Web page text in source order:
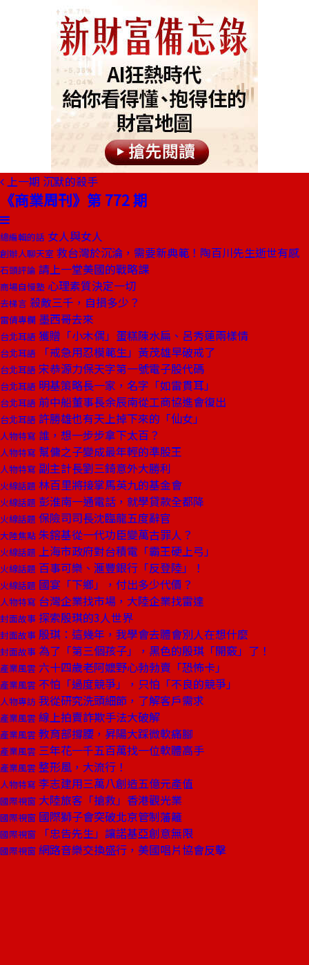
上一期 沉默的殺手
《商業周刊》第 772 期
總編輯的話 女人與女人
創辦人聊天室 救台灣於沉淪，需要新典範！陶百川先生逝世有感
石頭評論 請上一堂美國的戰略課
商場自慢塾 心理素質決定一切
去梯言 殺敵三千，自損多少？
雷倩專欄 墨西哥去來
台北耳語 獲贈「小木偶」蛋糕陳水扁、呂秀蓮兩樣情
台北耳語 「戒急用忍模範生」黃茂雄早破戒了
台北耳語 宋恭源力保天字第一號電子股代碼
台北耳語 明基策略長一家，名字「如雷貫耳」
台北耳語 前中船董事長余辰南從工商協進會復出
台北耳語 許勝雄也有天上掉下來的「仙女」
人物特寫 誰，想一步步拿下太百？
人物特寫 幫傭之子變成最年輕的準股王
人物特寫 副主計長劉三錡意外大勝利
火線話題 林百里將接掌馬英九的基金會
火線話題 彭淮南一通電話，就學貸款全都降
火線話題 保險司司長沈臨龍五度辭官
大陸焦點 朱鎔基從一代功臣變萬古罪人？
火線話題 上海市政府對台積電「霸王硬上弓」
火線話題 百事可樂、滙豐銀行「反登陸」！
火線話題 國宴「下鄉」，付出多少代價？
人物特寫 台灣企業找市場，大陸企業找雷達
封面故事 探索殷琪的3人世界
封面故事 殷琪：這幾年，我學會去體會別人在想什麼
封面故事 為了「第三個孩子」，黑色的殷琪「開竅」了！
產業風雲 六十四歲老阿嬤野心勃勃賣「恐怖卡」
產業風雲 不怕「過度競爭」，只怕「不良的競爭」
人物專訪 我從研究洗頭細節，了解客戶需求
產業風雲 線上拍賣詐欺手法大破解
產業風雲 教育部撐腰，昇陽大踩微軟痛腳
產業風雲 三年花一千五百萬找一位軟體高手
產業風雲 整形風，大流行！
人物特寫 李志建用三萬八創造五億元產值
國際視窗 大陸旅客「搶救」香港觀光業
國際視窗 國際獅子會突破北京管制藩籬
國際視窗 「忠告先生」讓諾基亞創意無限
國際視窗 網路音樂交換盛行，美國唱片協會反擊